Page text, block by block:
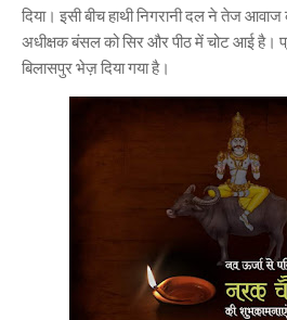
दिया। इसी बीच हाथी निगरानी दल ने तेज
अधीक्षक बंसल को सिर और पीठ में चोट आई है।
बिलासपुर भेज़ दिया गया है।